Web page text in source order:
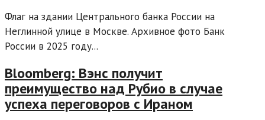
Флаг на здании Центрального банка России на
Неглинной улице в Москве. Архивное фото Банк
России в 2025 году...
Bloomberg: Вэнс получит
преимущество над Рубио в случае
успеха переговоров с Ираном